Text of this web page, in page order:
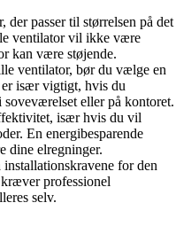
passer til størrelsen på det
ventilator vil ikke være
kan være støjende.
ventilator, bør du vælge en
især vigtigt, hvis du
eller på kontoret.
især hvis du vil
En energibesparende
dine elregninger.
for den
professionel
selv.